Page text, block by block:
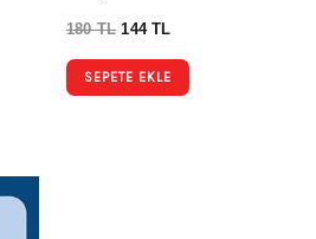
180TL 144TL
SEPETE EKLE